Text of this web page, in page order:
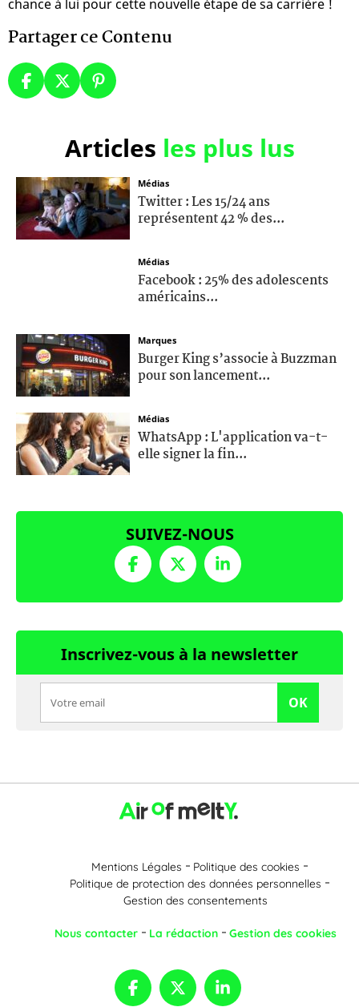
chance à lui pour cette nouvelle étape de sa carrière !
Partager ce Contenu
Articles les plus lus
Médias
Twitter : Les 15/24 ans
représentent 42 % des...
Médias
Facebook : 25% des adolescents
américains...
Marques
Burger King s’associe à Buzzman
pour son lancement...
Médias
WhatsApp : L'application va-t-
elle signer la fin...
SUIVEZ-NOUS
Inscrivez-vous à la newsletter
OK
Mentions Légales
Politique des cookies
Politique de protection des données personnelles
Gestion des consentements
Nous contacter La rédaction Gestion des cookies